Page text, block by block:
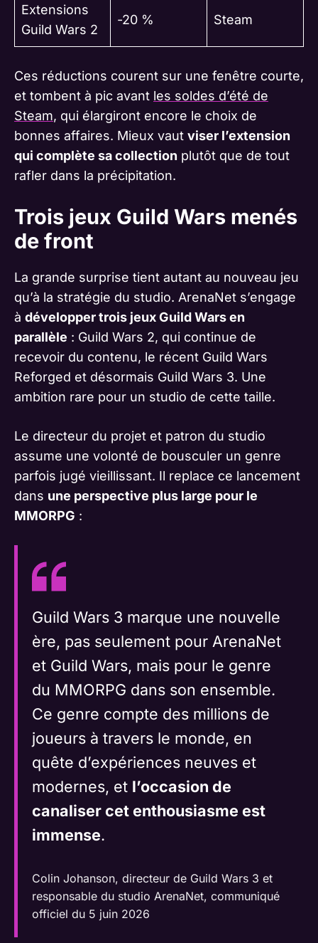
Extensions
Guild Wars 2
-20 % Steam
Ces réductions courent sur une fenêtre courte,
et tombent à pic avant les soldes d’été de
Steam, qui élargiront encore le choix de
bonnes affaires. Mieux vaut viser l’extension
qui complète sa collection plutôt que de tout
rafler dans la précipitation.
Trois jeux Guild Wars menés
de front
La grande surprise tient autant au nouveau jeu
qu’à la stratégie du studio. ArenaNet s’engage
à développer trois jeux Guild Wars en
parallèle : Guild Wars 2, qui continue de
recevoir du contenu, le récent Guild Wars
Reforged et désormais Guild Wars 3. Une
ambition rare pour un studio de cette taille.
Le directeur du projet et patron du studio
assume une volonté de bousculer un genre
parfois jugé vieillissant. Il replace ce lancement
dans une perspective plus large pour le
MMORPG :
Guild Wars 3 marque une nouvelle
ère, pas seulement pour ArenaNet
et Guild Wars, mais pour le genre
du MMORPG dans son ensemble.
Ce genre compte des millions de
joueurs à travers le monde, en
quête d’expériences neuves et
modernes, et l’occasion de
canaliser cet enthousiasme est
immense.
Colin Johanson, directeur de Guild Wars 3 et
responsable du studio ArenaNet, communiqué
officiel du 5 juin 2026